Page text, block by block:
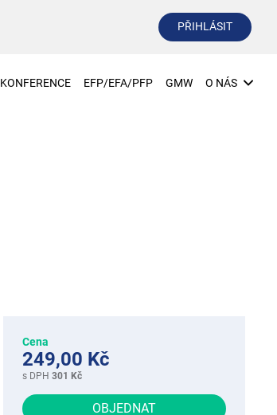
PŘIHLÁSIT
KONFERENCE EFP/EFA/PFP GMW O NÁS
Cena
249,00 Kč
s DPH 301 Kč
OBJEDNAT